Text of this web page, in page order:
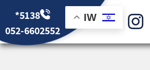
IW
*5138
052-6602552